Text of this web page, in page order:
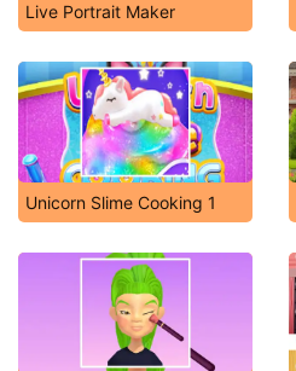
Live Portrait Maker
Unicorn Slime Cooking 1